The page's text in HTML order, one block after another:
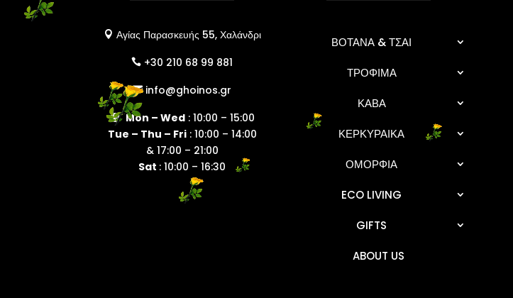
 Αγίας Παρασκευής 55, Χαλάνδρι
 +30 210 68 99 881
info@ghoinos.gr
 Mon – Wed: 10:00 – 15:00
Tue – Thu – Fri: 10:00 – 14:00
& 17:00 – 21:00
Sat : 10:00 – 16:30
ΒΟΤΑΝΑ & ΤΣΑΙ
ΤΡΟΦΙΜΑ
ΚΑΒΑ
ΚΕΡΚΥΡΑΙΚΑ
ΟΜΟΡΦΙΑ
ECO LIVING
GIFTS
ABOUT US